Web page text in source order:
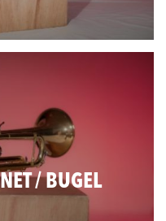
/ BUGEL